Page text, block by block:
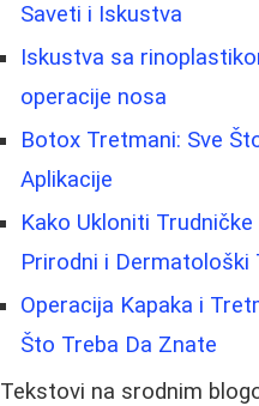
Saveti i Iskustva
Iskustva sa
operacije nosa
Botox Tretmani: Sve
Aplikacije
Kako Ukloniti
Prirodni i Dermatološki
Operacija Kapaka i
Što Treba Da Znate
Tekstovi na srodnim